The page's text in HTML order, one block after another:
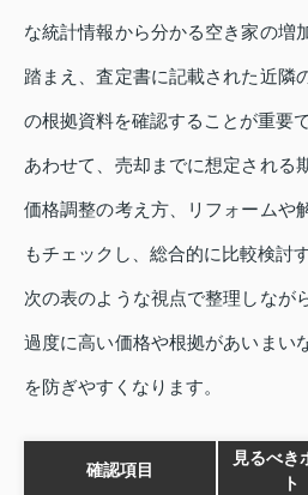
な統計情報から分かる空き家の増
踏まえ、査定書に記載された近隣
の根拠資料を確認することが重要で
あわせて、売却までに想定される
価格調整の考え方、リフォームや
もチェックし、総合的に比較検討
次の表のような視点で整理しなが
過度に高い価格や根拠があいまい
を防ぎやすくなります。
確認項目
見るべき
ト